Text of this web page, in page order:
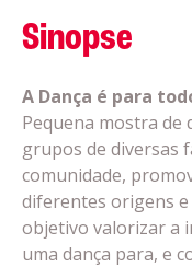
Sinopse
A Dança é para
Pequena mostra de
grupos de diversas
comunidade,
diferentes origens e
objetivo valorizar a
uma dança para, e